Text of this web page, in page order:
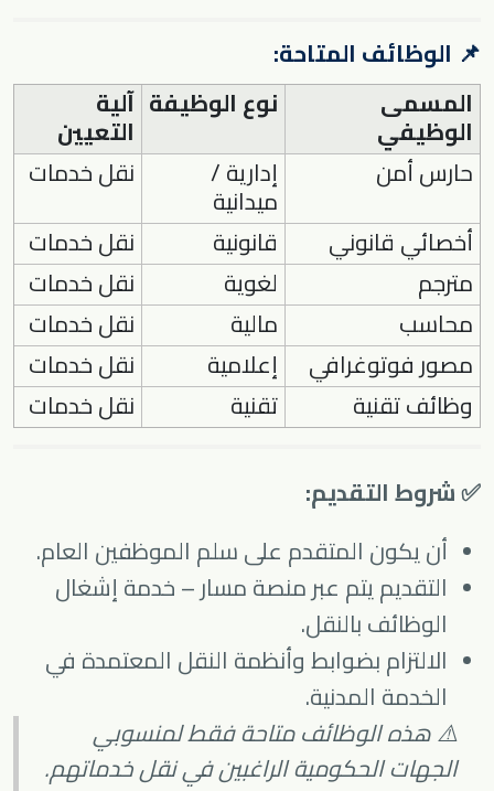
📌 الوظائف المتاحة:
المسمى
الوظيفي
نوع الوظيفة آلية
التعيين
حارس أمن
إدارية /
ميدانية
نقل خدمات
أخصائي قانوني
قانونية
نقل خدمات
مترجم
لغوية
نقل خدمات
محاسب
مالية
نقل خدمات
مصور فوتوغرافي
إعلامية
نقل خدمات
وظائف تقنية
تقنية نقل خدمات
✅ شروط التقديم:
أن يكون المتقدم على سلم الموظفين العام.
التقديم يتم عبر منصة مسار – خدمة إشغال
الوظائف بالنقل.
الالتزام بضوابط وأنظمة النقل المعتمدة في
الخدمة المدنية.
⚠️ هذه الوظائف متاحة فقط لمنسوبي
الجهات الحكومية الراغبين في نقل خدماتهم.